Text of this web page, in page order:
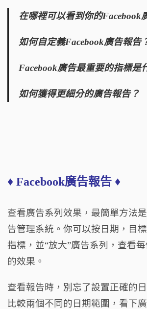
在哪裡可以看到你的Facebook
如何自定義Facebook廣告報告
Facebook廣告最重要的指標是
如何獲得更細分的廣告報告？
♦ Facebook廣告報告 ♦
查看廣告系列效果，最簡單方法
告管理系統。你可以按日期，目
指標，並“放大”廣告系列，查看
的效果。
查看報告時，別忘了設置正確的
比較兩個不同的日期範圍，看下